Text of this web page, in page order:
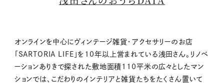
オンラインを中心にヴィンテージ雑貨・アクセサリーのお店
「SARTORIA LIFE」を10年以上営まれている浅田さん。リノベ
ーションありきで探された敷地面積110平米の広々としたマン
ションでは、こだわりのインテリアと雑貨たちをたくさん置いて